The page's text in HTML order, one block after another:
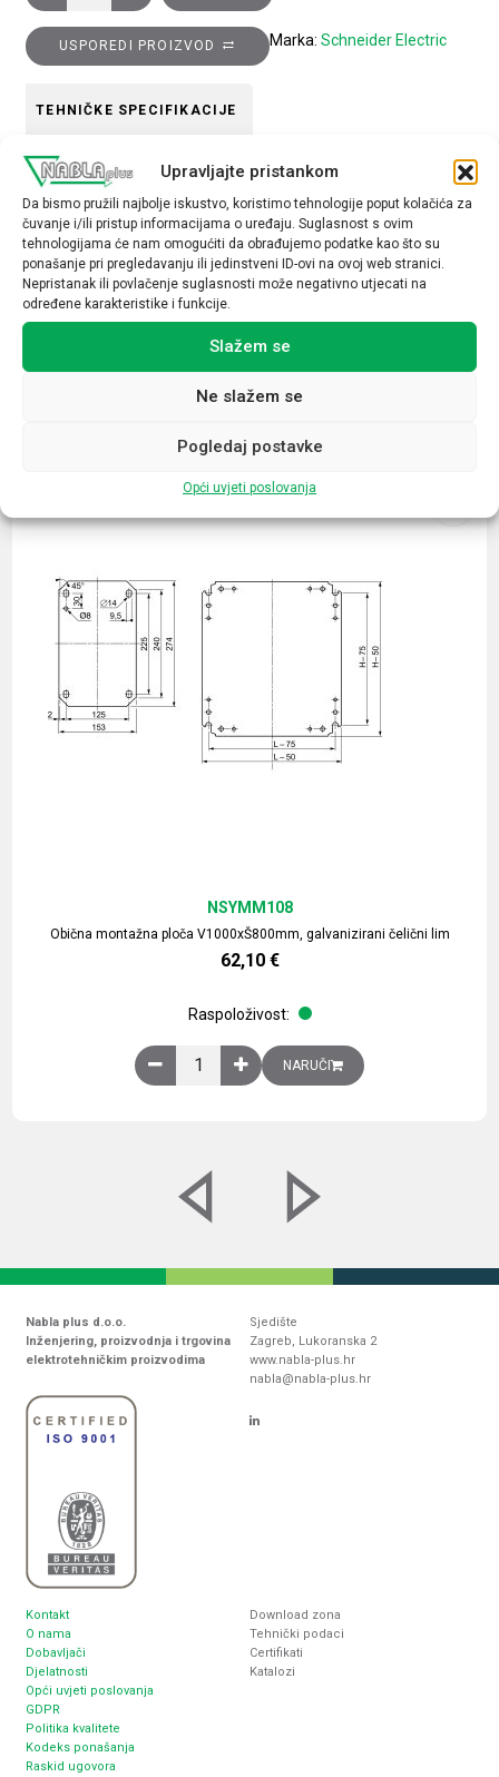
Upravljajte pristankom
Da bismo pružili najbolje iskustvo, koristimo tehnologije poput kolačića za
čuvanje i/ili pristup informacijama o uređaju. Suglasnost s ovim
tehnologijama će nam omogućiti da obrađujemo podatke kao što su
ponašanje pri pregledavanju ili jedinstveni ID-ovi na ovoj web stranici.
Nepristanak ili povlačenje suglasnosti može negativno utjecati na
određene karakteristike i funkcije.
Slažem se
Ne slažem se
Pogledaj postavke
Opći uvjeti poslovanja
USPOREDI PROIZVOD Marka: Schneider Electric
TEHNIČKE SPECIFIKACIJE
Boja
crna
Tip opreme
glava preklopke
Obična montažna ploča V1000xŠ800mm, galvanizirani čelični lim
NSYMM108
62,10 €
Raspoloživost:
Obična montažna ploča V1000xŠ800mm,
NARUČI
Nabla plus d.o.o.
Inženjering, proizvodnja i trgovina
elektrotehničkim proizvodima
Sjedište
Zagreb, Lukoranska 2
www.nabla-plus.hr
nabla@nabla-plus.hr
Kontakt
O nama
Dobavljači
Djelatnosti
Opći uvjeti poslovanja
GDPR
Politika kvalitete
Kodeks ponašanja
Raskid ugovora
Download zona
Tehnički podaci
Certifikati
Katalozi